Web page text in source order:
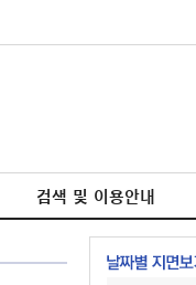
검색 및 이용안내